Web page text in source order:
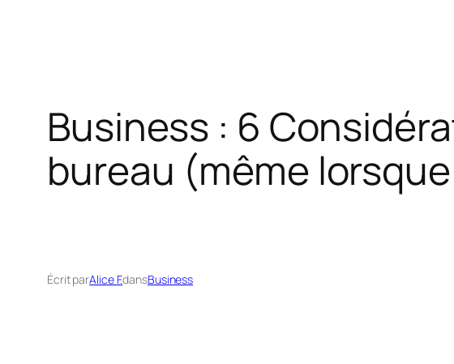
Business : 6
bureau (même
Écrit parAlice F.dansBusiness